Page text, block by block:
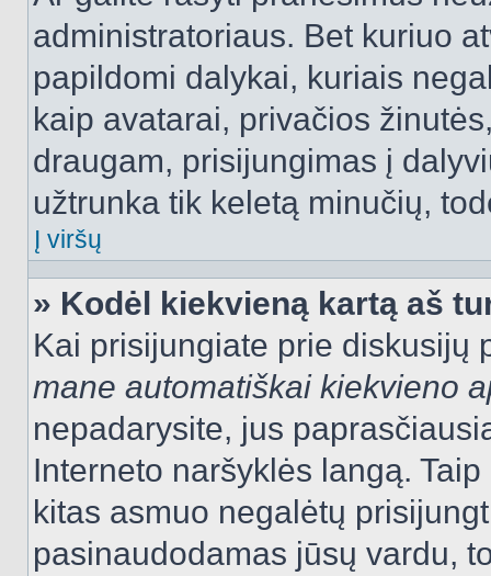
administratoriaus. Bet kuriuo
papildomi dalykai, kuriais
kaip avatarai, privačios
draugam, prisijungimas į
užtrunka tik keletą minučių,
Į viršų
» Kodėl kiekvieną kartą aš
Kai prisijungiate prie diskusijų
mane automatiškai kiekvieno
nepadarysite, jus
Interneto naršyklės langą.
kitas asmuo negalėtų
pasinaudodamas jūsų vardu,